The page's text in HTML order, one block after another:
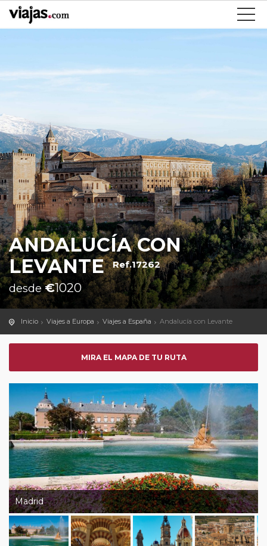
ANDALUCÍA CON
LEVANTE Ref.17262
desde€1020
Inicio Viajes a Europa Viajes a España Andalucía con Levante
MIRA EL MAPA DE TU RUTA
Madrid